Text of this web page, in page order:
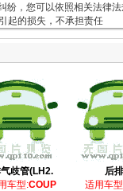
纷，您可以依照相关法律
起的损失，不承担责任
歧管(LH2.
车型:COUP
后
适用车